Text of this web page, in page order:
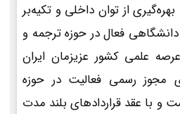
از توان داخلی و تکیه‌بر
فعال در حوزه ترجمه و
علمی کشور عزیزمان ایران
مجوز رسمی فعالیت در حوزه
و با عقد قراردادهای بلند مدت